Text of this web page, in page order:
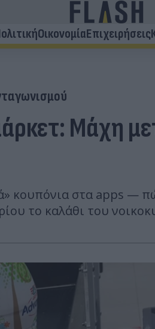
ΟικονομίαΕπιχειρήσεις
Μάχη
στα apps —
το καλάθι του